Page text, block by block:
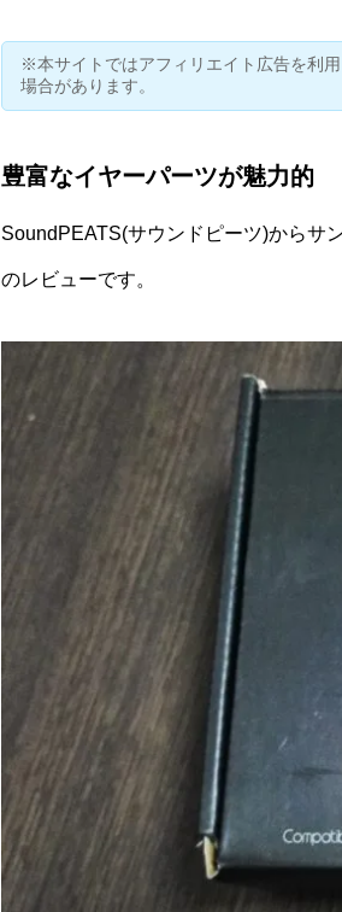
※本サイトではアフィリエイト広告を利
場合があります。
豊富なイヤーパーツが魅力的
SoundPEATS(サウンドピーツ)からサ
のレビューです。